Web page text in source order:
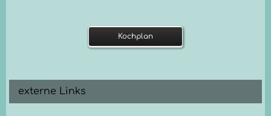
Kochplan
externe Links